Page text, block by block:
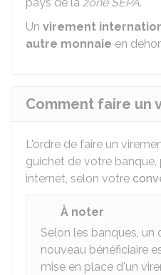
Un virement
autre monnaie en
Comment faire un
L'ordre de faire un
guichet de votre banque,
internet, selon votre
À noter
Selon les banques, un
nouveau bénéficiaire
mise en place d'un